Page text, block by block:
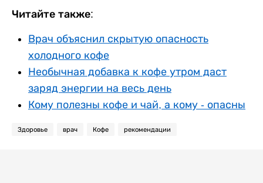
Читайте также:
Врач объяснил скрытую опасность
холодного кофе
Необычная добавка к кофе утром даст
заряд энергии на весь день
Кому полезны кофе и чай, а кому - опасны
Здоровье врач Кофе рекомендации